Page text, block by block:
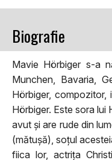
Biografie
Mavie Hörbiger s-a
Munchen, Bavaria,
Hörbiger,
Hörbiger. Este sora lui
avut și are rude din
(mătușă), soțul
fiica lor, actrița